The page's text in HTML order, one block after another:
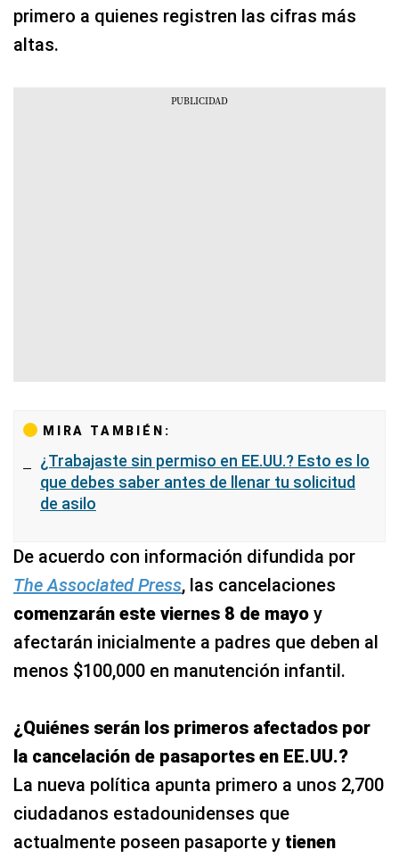
primero a quienes registren las cifras más
altas.
MIRA TAMBIÉN:
¿Trabajaste sin permiso en EE.UU.? Esto es lo
que debes saber antes de llenar tu solicitud
de asilo
De acuerdo con información difundida por
The Associated Press, las cancelaciones
comenzarán este viernes 8 de mayo y
afectarán inicialmente a padres que deben al
menos $100,000 en manutención infantil.
¿Quiénes serán los primeros afectados por
la cancelación de pasaportes en EE.UU.?
La nueva política apunta primero a unos 2,700
ciudadanos estadounidenses que
actualmente poseen pasaporte y tienen